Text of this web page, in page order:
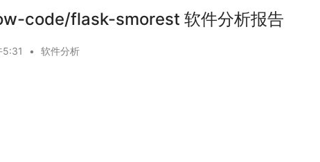
code/flask-smorest 软件分析报告
5:31 • 软件分析